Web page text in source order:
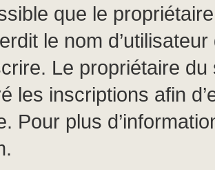
que le
le nom
Le propriétaire
les inscriptions afin
Pour plus